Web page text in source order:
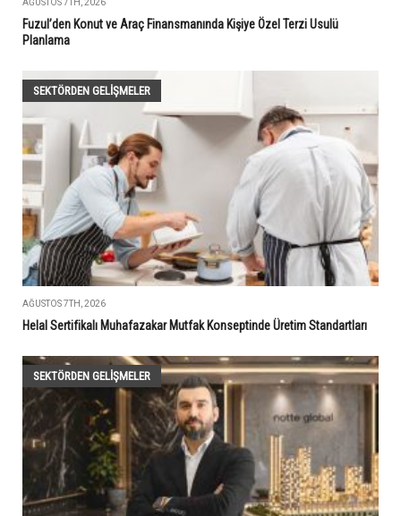
AĞUSTOS 7TH, 2026
Fuzul’den Konut ve Araç Finansmanında Kişiye Özel Terzi Usulü
Planlama
SEKTÖRDEN GELIŞMELER
AĞUSTOS 7TH, 2026
Helal Sertifikalı Muhafazakar Mutfak Konseptinde Üretim Standartları
SEKTÖRDEN GELIŞMELER